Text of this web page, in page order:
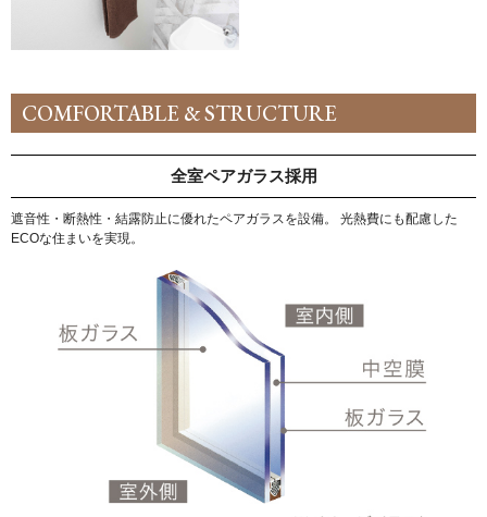
COMFORTABLE & STRUCTURE
全室ペアガラス採用
遮音性・断熱性・結露防止に優れたペアガラスを設備。 光熱費にも配慮した
ECOな住まいを実現。